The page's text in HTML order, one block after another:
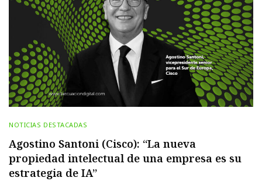
NOTICIAS DESTACADAS
Agostino Santoni (Cisco): “La nueva
propiedad intelectual de una empresa es su
estrategia de IA”